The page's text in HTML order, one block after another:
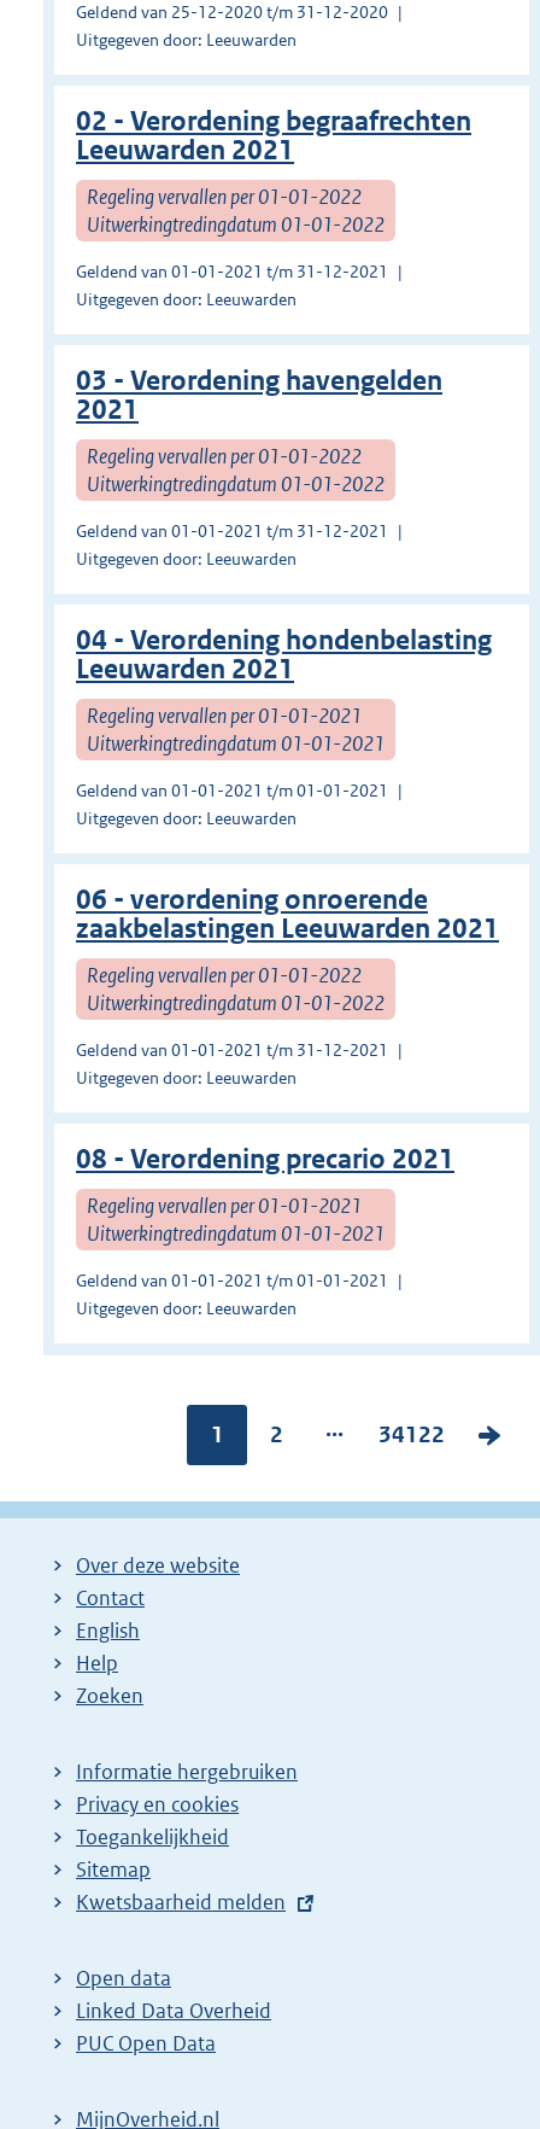
Geldend van 25-12-2020 t/m 31-12-2020
Uitgegeven door: Leeuwarden
02 - Verordening begraafrechten
Leeuwarden 2021
Regeling vervallen per 01-01-2022
Uitwerkingtredingdatum 01-01-2022
Geldend van 01-01-2021 t/m 31-12-2021
Uitgegeven door: Leeuwarden
03 - Verordening havengelden
2021
Regeling vervallen per 01-01-2022
Uitwerkingtredingdatum 01-01-2022
Geldend van 01-01-2021 t/m 31-12-2021
Uitgegeven door: Leeuwarden
04 - Verordening hondenbelasting
Leeuwarden 2021
Regeling vervallen per 01-01-2021
Uitwerkingtredingdatum 01-01-2021
Geldend van 01-01-2021 t/m 01-01-2021
Uitgegeven door: Leeuwarden
06 - verordening onroerende
zaakbelastingen Leeuwarden 2021
Regeling vervallen per 01-01-2022
Uitwerkingtredingdatum 01-01-2022
Geldend van 01-01-2021 t/m 31-12-2021
Uitgegeven door: Leeuwarden
08 - Verordening precario 2021
Regeling vervallen per 01-01-2021
Uitwerkingtredingdatum 01-01-2021
Geldend van 01-01-2021 t/m 01-01-2021
Uitgegeven door: Leeuwarden
Pagina:
1
P
g
2 ...
P
g
34122
V
l
Over deze website
Contact
English
Help
Zoeken
Informatie hergebruiken
Privacy en cookies
Toegankelijkheid
Sitemap
E
t
e
r
Kwetsbaarheid melden
Open data
Linked Data Overheid
PUC Open Data
MijnOverheid.nl